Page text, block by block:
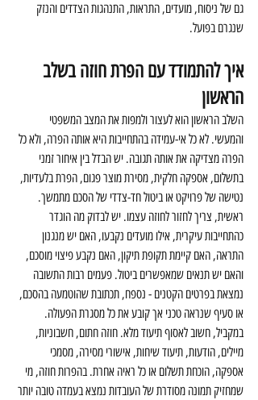
גם של ניסוח, מועדים, התראות, התנהגות הצדדים והנזק
שנגרם בפועל.
איך להתמודד עם הפרת חוזה בשלב
הראשון
השלב הראשון הוא לעצור ולמפות את המצב המשפטי
והמעשי. לא כל אי-עמידה בהתחייבות היא אותה הפרה, ולא כל
הפרה מצדיקה את אותה תגובה. יש הבדל בין איחור זמני
בתשלום, אספקה חלקית, מסירת מוצר פגום, הפרת בלעדיות,
נטישה של פרויקט או ביטול חד-צדדי של הסכם מתמשך.
ראשית, צריך לחזור לחוזה עצמו. יש לבדוק מה הוגדר
כהתחייבות עיקרית, אילו מועדים נקבעו, האם יש מנגנון
התראה, האם קיימת תקופת תיקון, האם נקבע פיצוי מוסכם,
והאם יש תנאים שמאפשרים ביטול. פעמים רבות התשובה
נמצאת בפרטים הקטנים - נספח, תכתובת שהוטמעה בהסכם,
או סעיף שנראה טכני אך קובע את כל מסגרת הפעולה.
במקביל, חשוב לאסוף תיעוד מלא. חוזה חתום, חשבוניות,
מיילים, הודעות, תיעוד שיחות, אישורי מסירה, מסמכי
אספקה, הוכחת תשלום או כל ראיה אחרת. בהפרות חוזה, מי
שמחזיק תמונה מסודרת של העובדות נמצא בעמדה טובה יותר